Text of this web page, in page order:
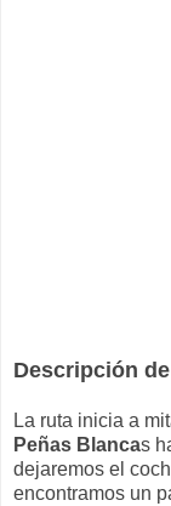
Descripción
La ruta inicia a
Peñas Blancas
dejaremos el
encontramos un